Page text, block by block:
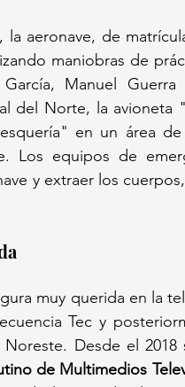
aeronave, de
maniobras de
Manuel Guerra
del Norte, la avioneta
en un área
Los equipos de
y extraer los
muy querida en la
Tec y
Desde el
de Multimedios